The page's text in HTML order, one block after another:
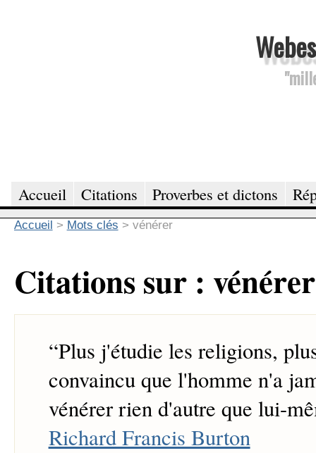
Accueil Citations Proverbes et dictons
Accueil > Mots clés > vénérer
Citations sur : vénérer
“Plus j'étudie les religions,
convaincu que l'homme n'a
vénérer rien d'autre que lui-
Richard Francis Burton